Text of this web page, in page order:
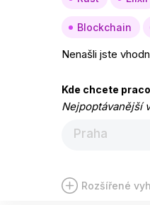
Blockchain
Nenašli jste
Kde chcete
Nejpoptávanější
Praha
Rozšířené